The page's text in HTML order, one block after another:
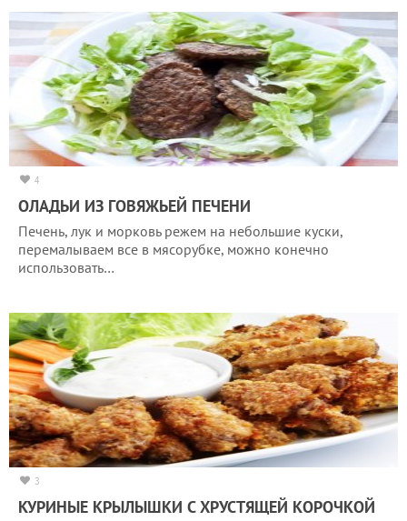
4
ОЛАДЬИ ИЗ ГОВЯЖЬЕЙ ПЕЧЕНИ
Печень, лук и морковь режем на небольшие куски,
перемалываем все в мясорубке, можно конечно
использовать…
3
КУРИНЫЕ КРЫЛЫШКИ С ХРУСТЯЩЕЙ КОРОЧКОЙ